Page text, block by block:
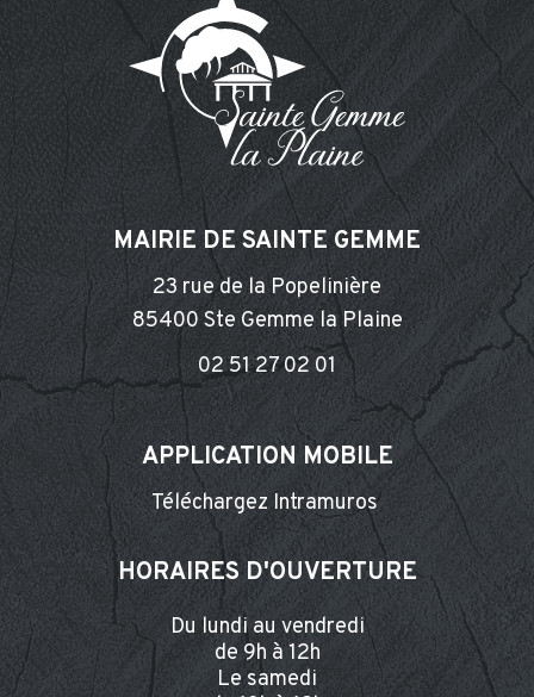
MAIRIE DE SAINTE GEMME
23 rue de la Popelinière
85400 Ste Gemme la Plaine
02 51 27 02 01
APPLICATION MOBILE
Téléchargez Intramuros
HORAIRES D'OUVERTURE
Du lundi au vendredi
de 9h à 12h
Le samedi